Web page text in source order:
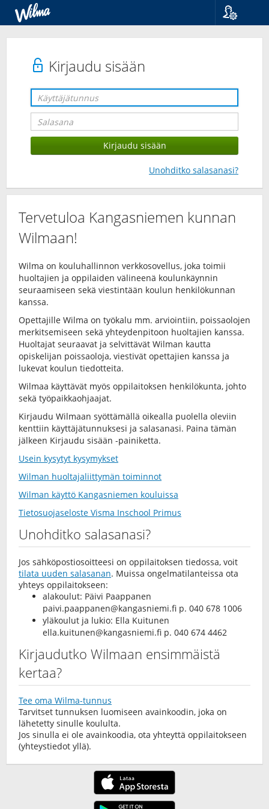
Kirjaudu sisään
Unohditko salasanasi?
Tervetuloa Kangasniemen kunnan
Wilmaan!
Wilma on kouluhallinnon verkkosovellus, joka toimii
huoltajien ja oppilaiden välineenä koulunkäynnin
seuraamiseen sekä viestintään koulun henkilökunnan
kanssa.
Opettajille Wilma on työkalu mm. arviointiin, poissaolojen
merkitsemiseen sekä yhteydenpitoon huoltajien kanssa.
Huoltajat seuraavat ja selvittävät Wilman kautta
opiskelijan poissaoloja, viestivät opettajien kanssa ja
lukevat koulun tiedotteita.
Wilmaa käyttävät myös oppilaitoksen henkilökunta, johto
sekä työpaikkaohjaajat.
Kirjaudu Wilmaan syöttämällä oikealla puolella oleviin
kenttiin käyttäjätunnuksesi ja salasanasi. Paina tämän
jälkeen Kirjaudu sisään -painiketta.
Usein kysytyt kysymykset
Wilman huoltajaliittymän toiminnot
Wilman käyttö Kangasniemen kouluissa
Tietosuojaseloste Visma Inschool Primus
Unohditko salasanasi?
Jos sähköpostiosoitteesi on oppilaitoksen tiedossa, voit
tilata uuden salasanan. Muissa ongelmatilanteissa ota
yhteys oppilaitokseen:
alakoulut: Päivi Paappanen
paivi.paappanen@kangasniemi.fi p. 040 678 1006
yläkoulut ja lukio: Ella Kuitunen
ella.kuitunen@kangasniemi.fi p. 040 674 4462
Kirjaudutko Wilmaan ensimmäistä
kertaa?
Tee oma Wilma-tunnus
Tarvitset tunnuksen luomiseen avainkoodin, joka on
lähetetty sinulle koululta.
Jos sinulla ei ole avainkoodia, ota yhteyttä oppilaitokseen
(yhteystiedot yllä).